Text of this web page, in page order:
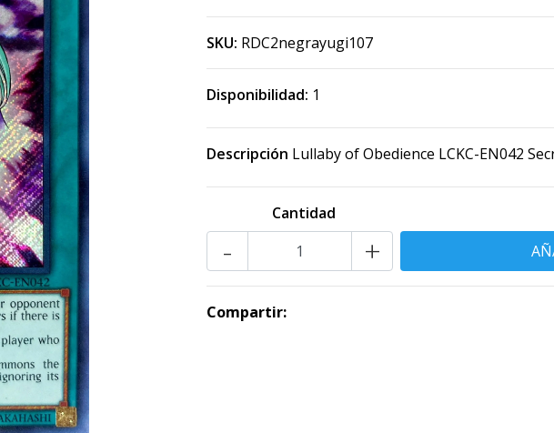
SKU: RDC2negrayugi107
Disponibilidad: 1
Descripción Lullaby of Obedience LCKC-EN042
Cantidad
+
-
Compartir: